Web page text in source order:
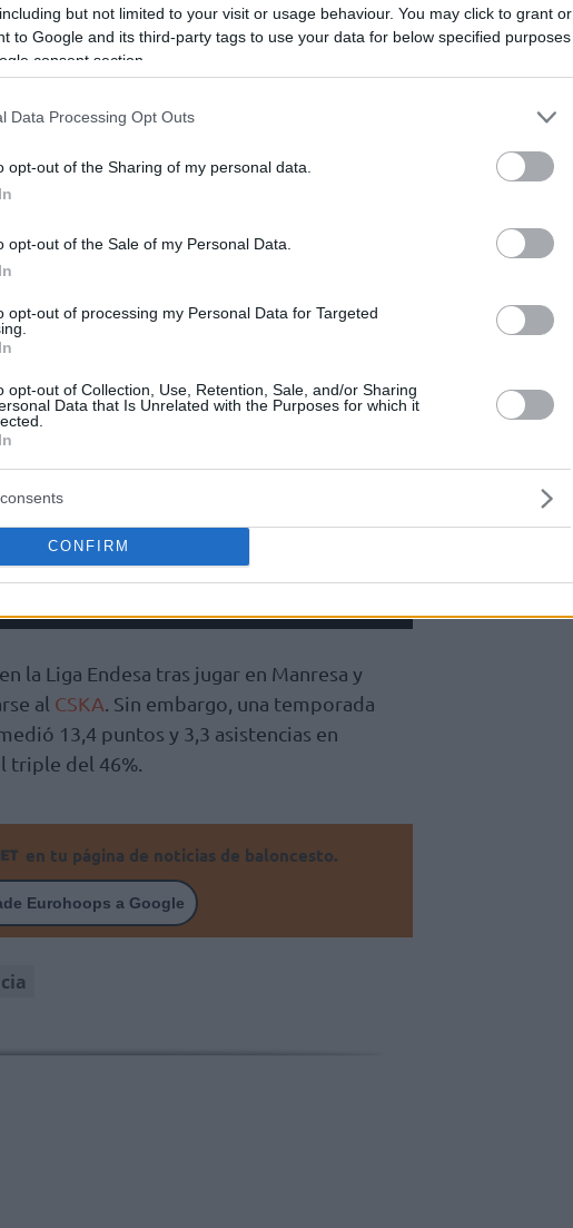
but not limited to your visit or usage behaviour. You may click to grant or
to Google and its third-party tags to use your data for below specified purposes
consent section.
Data Processing Opt Outs
opt-out of the Sharing of my personal data.
opt-out of the Sale of my Personal Data.
opt-out of processing my Personal Data for Targeted
opt-out of Collection, Use, Retention, Sale, and/or Sharing
Data that Is Unrelated with the Purposes for which it
CONFIRM
compita en la Euroliga.
prioridad es cerrar al nuevo entrenador, el
no se alcanzó acuerdo yse decidió fichar
la Liga Endesa tras jugar en Manresa y
al CSKA . Sin embargo, una temporada
13,4 puntos y 3,3 asistencias en
triple del 46%.
en tu página de noticias de baloncesto.
Eurohoops a Google